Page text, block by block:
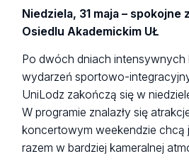
Niedziela, 31 maja – spokojne
Osiedlu Akademickim UŁ
Po dwóch dniach intensywnych
wydarzeń sportowo-
UniLodz zakończą się w
W programie znalazły się
koncertowym weekendzie chcą
razem w bardziej kameralnej